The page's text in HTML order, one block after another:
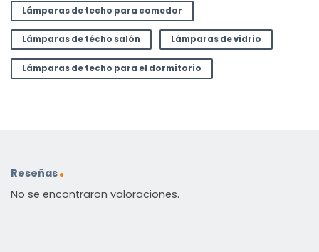
Lámparas de techo para comedor
Lámparas de técho salón Lámparas de vidrio
Lámparas de techo para el dormitorio
Reseñas
No se encontraron valoraciones.